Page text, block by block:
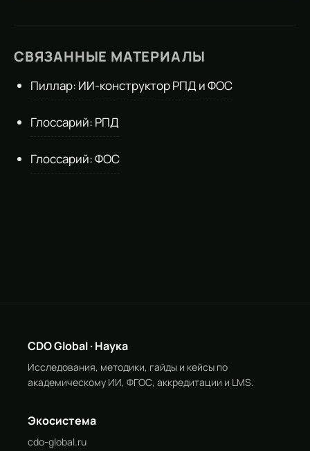
СВЯЗАННЫЕ МАТЕРИАЛЫ
Пиллар: ИИ-конструктор РПД и ФОС
Глоссарий: РПД
Глоссарий: ФОС
CDO Global · Наука
Исследования, методики, гайды и кейсы по
академическому ИИ, ФГОС, аккредитации и LMS.
Экосистема
cdo-global.ru